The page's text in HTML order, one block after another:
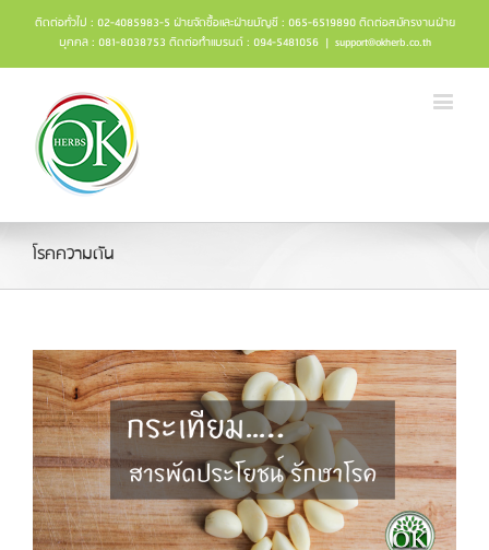
ติดต่อทั่วไป : 02-4085983-5 ฝ่ายจัดซื้อและฝ่ายบัญชี : 065-6519890 ติดต่อสมัครงานฝ่าย
บุคคล : 081-8038753 ติดต่อทำแบรนด์ : 094-5481056 | support@okherb.co.th
โรคความดัน